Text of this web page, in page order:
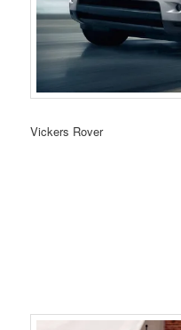
Vickers Rover